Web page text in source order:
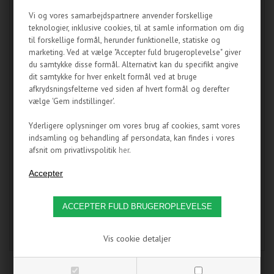
Vi og vores samarbejdspartnere anvender forskellige
teknologier, inklusive cookies, til at samle information om dig
til forskellige formål, herunder funktionelle, statiske og
marketing. Ved at vælge "Accepter fuld brugeroplevelse" giver
du samtykke disse formål. Alternativt kan du specifikt angive
dit samtykke for hver enkelt formål ved at bruge
afkrydsningsfelterne ved siden af hvert formål og derefter
vælge 'Gem indstillinger'.
Yderligere oplysninger om vores brug af cookies, samt vores
indsamling og behandling af persondata, kan findes i vores
afsnit om privatlivspolitik her.
Vis cookie detaljer
radiator, og giver optil 10-20 % bedre ydelse!
Bemærk Phobya Plexi Shroud bliver leveret uden skruer!
Specifikationer:
Material: Plexi
Colour: Transparent
Designed for: 120mm fans
Dimensions (LxWxH): 120 x 120 x 20mm
Weight: 60g
LED holes: 8x5mm
Produktet indeholder:
Varenummer:
PH068